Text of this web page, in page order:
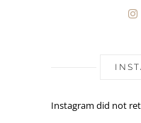
Instagram did not